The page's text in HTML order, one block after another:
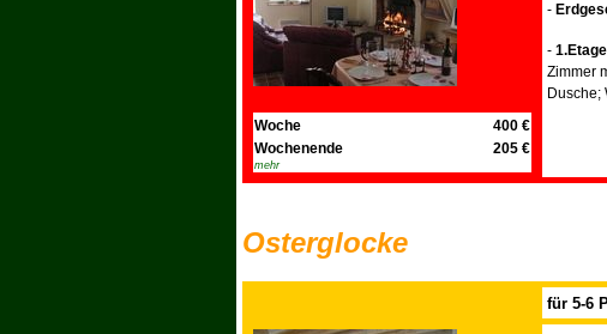
Woche
400 €
Wochenende
205 €
mehr
-
-
Zimmer
Dusche;
Osterglocke
für 5-6